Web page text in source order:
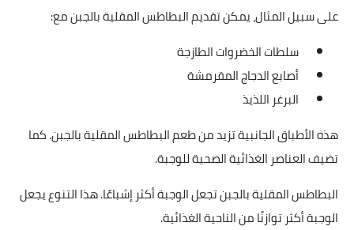
على سبيل المثال، يمكن تقديم البطاطس المقلية بالجبن مع:
سلطات الخضروات الطازجة
أصابع الدجاج المقرمشة
البرغر اللذيذ
هذه الأطباق الجانبية تزيد من طعم البطاطس المقلية بالجبن. كما
تضيف العناصر الغذائية الصحية للوجبة.
البطاطس المقلية بالجبن تجعل الوجبة أكثر إشباعًا. هذا التنوع يجعل
الوجبة أكثر توازنًا من الناحية الغذائية.